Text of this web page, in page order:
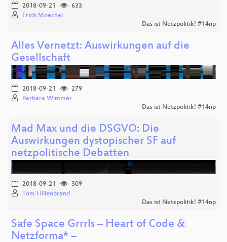
2018-09-21
633
Erich Moechel
Das ist Netzpolitik! #14np
Alles Vernetzt: Auswirkungen auf die
Gesellschaft
2018-09-21
279
Barbara Wimmer
Das ist Netzpolitik! #14np
Mad Max und die DSGVO: Die
Auswirkungen dystopischer SF auf
netzpolitische Debatten
2018-09-21
309
Tom Hillenbrand
Das ist Netzpolitik! #14np
Safe Space Grrrls – Heart of Code &
Netzforma* –